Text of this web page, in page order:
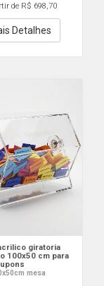
de R$ 698,70
Detalhes
giratoria
100x50 cm para
mesa